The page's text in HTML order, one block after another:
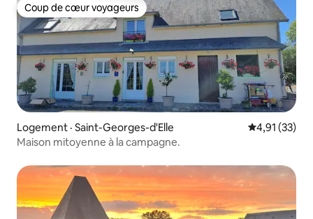
Coup de cœur voyageurs
Coup de cœur voyageurs
Logement · Saint-Georges-d'Elle Note
4,91 (33)
Maison mitoyenne à la campagne.